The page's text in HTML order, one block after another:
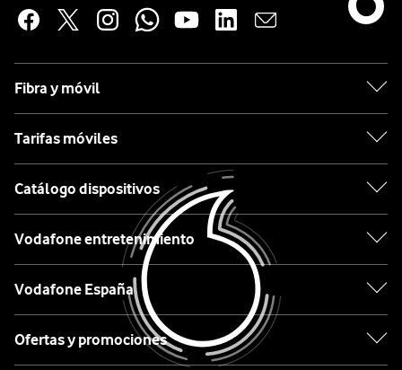
Motorola
Apple
Samsung
Xiaomi
Etiqueta
Fibra y móvil
Tarifas móviles
Catálogo dispositivos
Vodafone entretenimiento
Vodafone España
Ofertas y promociones